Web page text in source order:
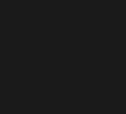
công, HIKVISION,